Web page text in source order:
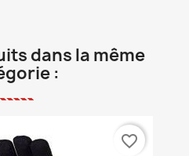
dans la même
:
favorite_border